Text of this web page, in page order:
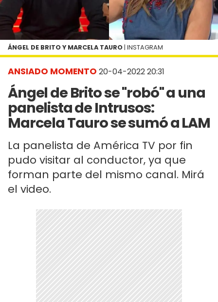
ANSIADO MOMENTO 20-04-2022 20:31
Ángel de Brito se "robó" a una
panelista de Intrusos:
Marcela Tauro se sumó a LAM
La panelista de América TV por fin
pudo visitar al conductor, ya que
forman parte del mismo canal. Mirá
el video.
ÁNGEL DE BRITO Y MARCELA TAURO | INSTAGRAM